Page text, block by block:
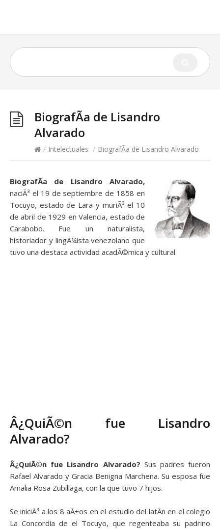
BiografÃ­a de Lisandro
Alvarado
/ Intelectuales / BiografÃ­a de Lisandro Alvarado
BiografÃ­a de Lisandro Alvarado,
naciÃ³ el 19 de septiembre de 1858 en
Tocuyo, estado de Lara y muriÃ³ el 10
de abril de 1929 en Valencia, estado de
Carabobo. Fue un naturalista,
historiador y lingÃ¼ista venezolano que
tuvo una destaca actividad acadÃ©mica y cultural.
Â¿QuiÃ©n fue Lisandro
Alvarado?
Â¿QuiÃ©n fue Lisandro Alvarado? Sus padres fueron
Rafael Alvarado y Gracia Benigna Marchena. Su esposa fue
Amalia Rosa Zubillaga, con la que tuvo 7 hijos.
Se iniciÃ³ a los 8 aÃ±os en el estudio del latÃ­n en el colegio
La Concordia de el Tocuyo, que regenteaba su padrino